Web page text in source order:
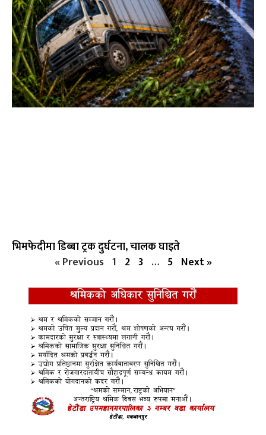
भिमफेदीमा डिब्बा ट्रक दुर्घटना, चालक घाइते
« Previous 1 2 3 … 5 Next »